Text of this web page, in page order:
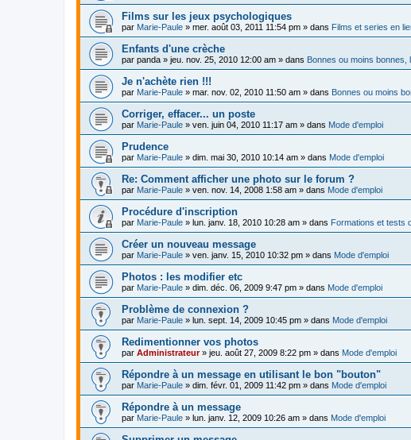
Films sur les jeux psychologiques
par Marie-Paule » mer. août 03, 2011 11:54 pm » dans Films et series en
Enfants d'une crèche
par panda » jeu. nov. 25, 2010 12:00 am » dans Bonnes ou moins
Je n'achète rien !!!
par Marie-Paule » mar. nov. 02, 2010 11:50 am » dans Bonnes ou moins
Corriger, effacer... un poste
par Marie-Paule » ven. juin 04, 2010 11:17 am » dans Mode d'emploi
Prudence
par Marie-Paule » dim. mai 30, 2010 10:14 am » dans Mode d'emploi
Re: Comment afficher une photo sur le forum ?
par Marie-Paule » ven. nov. 14, 2008 1:58 am » dans Mode d'emploi
Procédure d'inscription
par Marie-Paule » lun. janv. 18, 2010 10:28 am » dans Formations et tests
Créer un nouveau message
par Marie-Paule » ven. janv. 15, 2010 10:32 pm » dans Mode d'emploi
Photos : les modifier etc
par Marie-Paule » dim. déc. 06, 2009 9:47 pm » dans Mode d'emploi
Problème de connexion ?
par Marie-Paule » lun. sept. 14, 2009 10:45 pm » dans Mode d'emploi
Redimentionner vos photos
par Administrateur» jeu. août 27, 2009 8:22 pm » dans Mode d'emploi
Répondre à un message en utilisant le bon "bouton"
par Marie-Paule » dim. févr. 01, 2009 11:42 pm » dans Mode d'emploi
Répondre à un message
par Marie-Paule » lun. janv. 12, 2009 10:26 am » dans Mode d'emploi